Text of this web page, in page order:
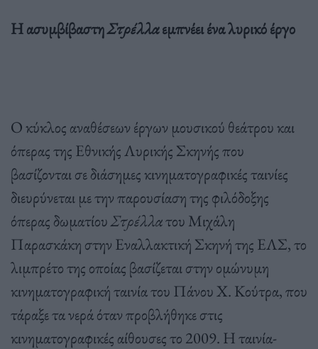
Η ασυμβίβαστηΣτρέλλαεμπνέει ένα λυρικό έργο
Ο κύκλος αναθέσεων έργων μουσικού θεάτρου και
όπερας της Εθνικής Λυρικής Σκηνής που
βασίζονται σε διάσημες κινηματογραφικές ταινίες
διευρύνεται με την παρουσίαση της φιλόδοξης
όπερας δωματίουΣτρέλλατου Μιχάλη
Παρασκάκη στην Εναλλακτική Σκηνή της ΕΛΣ, το
λιμπρέτο της οποίας βασίζεται στην ομώνυμη
κινηματογραφική ταινία του Πάνου Χ. Κούτρα, που
τάραξε τα νερά όταν προβλήθηκε στις
κινηματογραφικές αίθουσες το 2009. Η ταινία-